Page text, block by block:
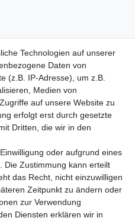
Technologien auf unserer
Daten von
(z.B. IP-Adresse), um z.B.
Medien von
auf unsere Website zu
erfolgt erst durch gesetzte
Dritten, die wir in den
oder aufgrund eines
Die Zustimmung kann erteilt
das Recht, nicht einzuwilligen
Zeitpunkt zu ändern oder
zur Verwendung
Diensten erklären wir in